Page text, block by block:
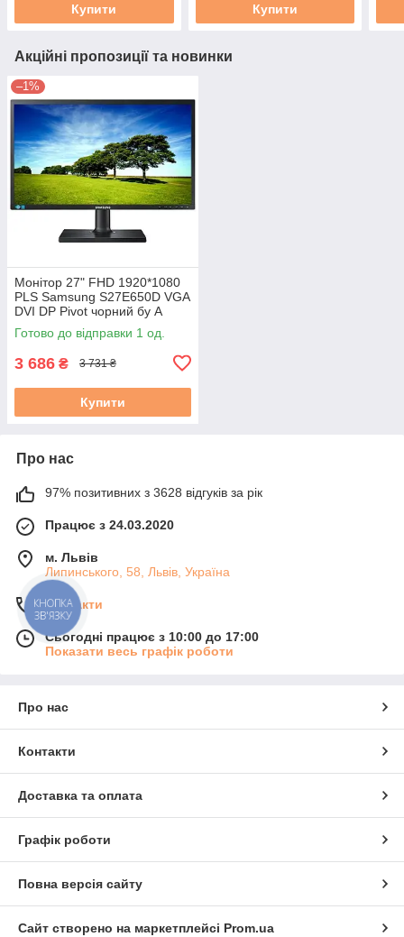
Купити Купити
Акційні пропозиції та новинки
–1%
Монітор 27" FHD 1920*1080
PLS Samsung S27E650D VGA
DVI DP Pivot чорний бу А
Готово до відправки 1 од.
3 686 ₴ 3 731 ₴
Купити
Про нас
97% позитивних з 3628 відгуків за рік
Працює з 24.03.2020
м. Львів
Липинського, 58, Львів, Україна
Контакти
Сьогодні працює з 10:00 до 17:00
Показати весь графік роботи
Про нас
Контакти
Доставка та оплата
Графік роботи
Повна версія сайту
Сайт створено на маркетплейсі Prom.ua
КНОПКА
ЗВ'ЯЗКУ